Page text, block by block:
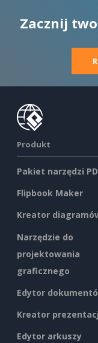
Zacznij
Produkt
Pakiet narzędzi
Flipbook Maker
Kreator
Narzędzie do
projektowania
graficznego
Edytor
Kreator
Edytor arkuszy